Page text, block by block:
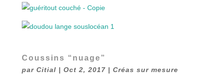
Coussins “nuage”
par Citial | Oct 2, 2017| Créas sur mesure